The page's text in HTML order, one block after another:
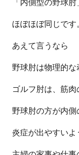
「内側型の野球
ほぼほぼ同じです
あえて言うなら
野球肘は物理的な
ゴルフ肘は、筋
野球肘の方が内側
炎症が出やすいよ